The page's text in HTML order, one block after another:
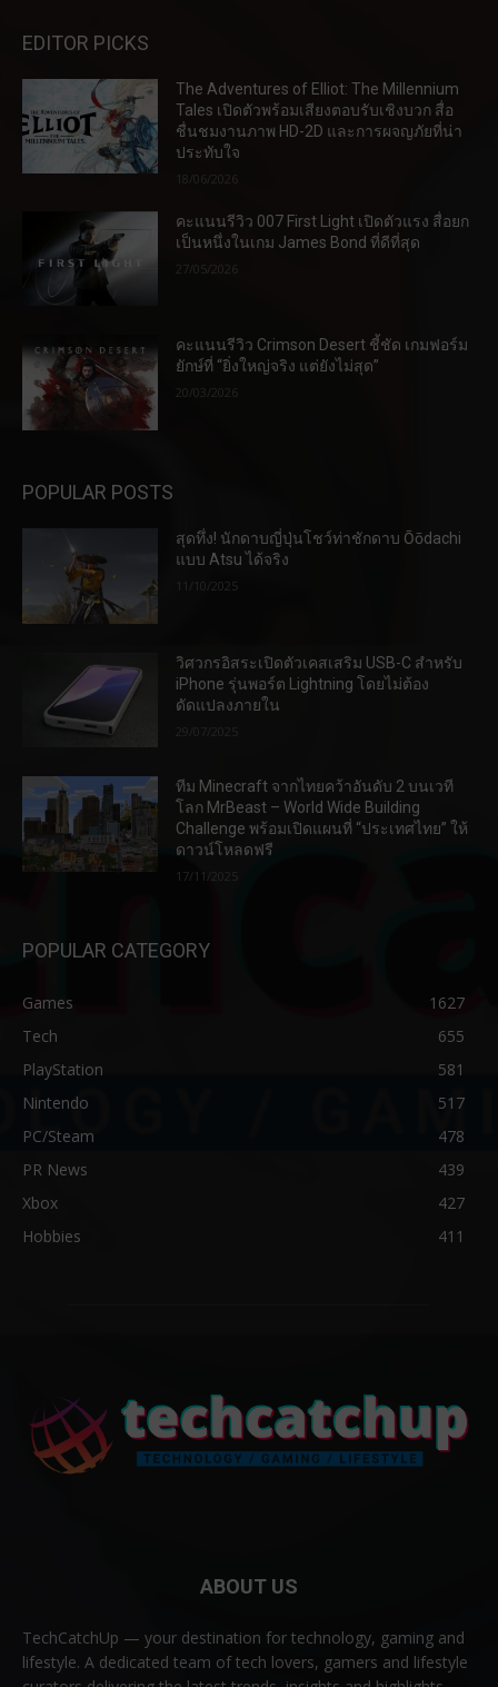
EDITOR PICKS
The Adventures of Elliot: The Millennium
Tales เปิดตัวพร้อมเสียงตอบรับเชิงบวก สื่อ
ชื่นชมงานภาพ HD-2D และการผจญภัยที่น่า
ประทับใจ
18/06/2026
คะแนนรีวิว 007 First Light เปิดตัวแรง สื่อยก
เป็นหนึ่งในเกม James Bond ที่ดีที่สุด
27/05/2026
คะแนนรีวิว Crimson Desert ชี้ชัด เกมฟอร์ม
ยักษ์ที่ “ยิ่งใหญ่จริง แต่ยังไม่สุด”
20/03/2026
POPULAR POSTS
สุดทึ่ง! นักดาบญี่ปุ่นโชว์ท่าชักดาบ Ōōdachi
แบบ Atsu ได้จริง
11/10/2025
วิศวกรอิสระเปิดตัวเคสเสริม USB-C สำหรับ
iPhone รุ่นพอร์ต Lightning โดยไม่ต้อง
ดัดแปลงภายใน
ทีม Minecraft จากไทยคว้าอันดับ 2 บนเวที
โลก MrBeast – World Wide Building
Challenge พร้อมเปิดแผนที่ “ประเทศไทย” ให้
ดาวน์โหลดฟรี
17/11/2025
POPULAR CATEGORY
Games
1627
Tech
655
PlayStation
581
Nintendo
517
PC/Steam
478
PR News
439
Xbox
427
Hobbies
411
ABOUT US
TechCatchUp — your destination for technology, gaming and
lifestyle. A dedicated team of tech lovers, gamers and lifestyle